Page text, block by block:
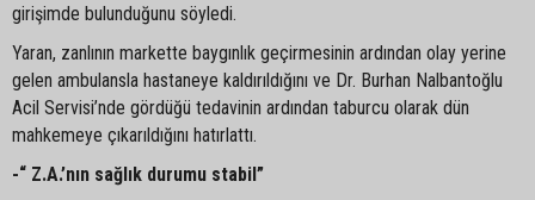
girişimde bulunduğunu söyledi.
Yaran, zanlının markette baygınlık geçirmesinin ardından olay yerine
gelen ambulansla hastaneye kaldırıldığını ve Dr. Burhan Nalbantoğlu
Acil Servisi’nde gördüğü tedavinin ardından taburcu olarak dün
mahkemeye çıkarıldığını hatırlattı.
-“ Z.A.’nın sağlık durumu stabil”